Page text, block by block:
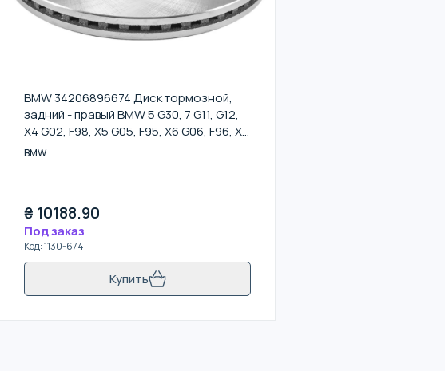
BMW 34206896674 Диск тормозной,
задний - правый BMW 5 G30, 7 G11, G12,
X4 G02, F98, X5 G05, F95, X6 G06, F96, X7
G07
BMW
₴ 10188.90
Под заказ
Код:1130-674
Купить